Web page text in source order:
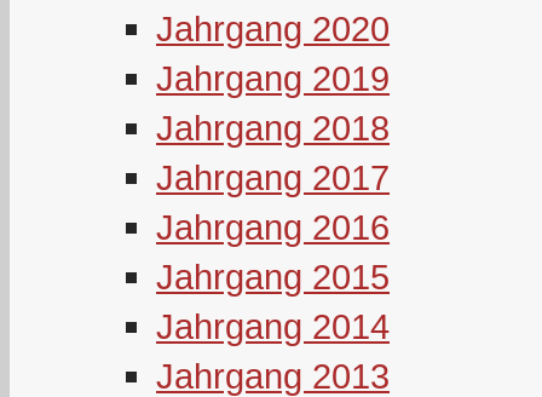
Jahrgang 2020
Jahrgang 2019
Jahrgang 2018
Jahrgang 2017
Jahrgang 2016
Jahrgang 2015
Jahrgang 2014
Jahrgang 2013